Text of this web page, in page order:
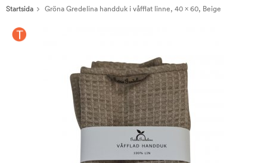
Startsida Gröna Gredelina handduk i våfflat linne, 40 x 60, Beige